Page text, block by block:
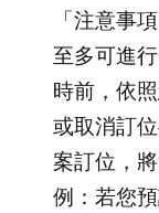
「注意事
至多可進
時前，依
或取消訂
案訂位，
例：若您